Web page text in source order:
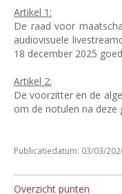
Artikel 1:
De raad voor
audiovisuele
18 december 2025
Artikel 2:
De voorzitter en de
om de notulen na deze
Publicatiedatum: 03/03/
Overzicht punten